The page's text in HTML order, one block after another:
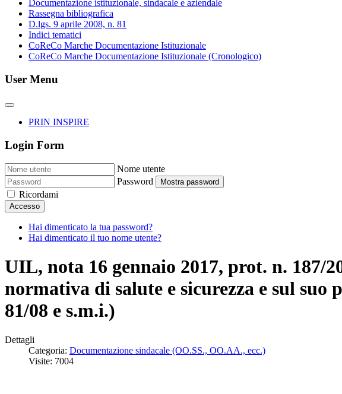
Documentazione istituzionale, sindacale e aziendale
Rassegna bibliografica
D.lgs. 9 aprile 2008, n. 81
Indici tematici
CoReCo Marche Documentazione Istituzionale
CoReCo Marche Documentazione Istituzionale (Cronologico)
User Menu
PRIN INSPIRE
Login Form
Nome utente
Password
Mostra password
Ricordami
Accesso
Hai dimenticato la tua password?
Hai dimenticato il tuo nome utente?
UIL, nota 16 gennaio 2017, prot. n. 187/
normativa di salute e sicurezza e sul
81/08 e s.m.i.)
Dettagli
Categoria: Documentazione sindacale (OO.SS., OO.AA., ecc.)
Visite: 7004